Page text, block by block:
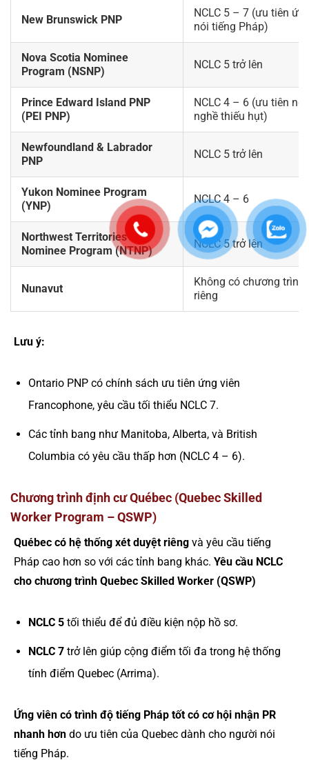
New Brunswick PNP
NCLC 5 – 7 (ưu tiên
nói tiếng Pháp)
Nova Scotia Nominee
Program (NSNP)
NCLC 5 trở lên
Prince Edward Island PNP
(PEI PNP)
NCLC 4 – 6 (ưu tiên
nghề thiếu hụt)
Newfoundland & Labrador
PNP
NCLC 5 trở lên
Yukon Nominee Program
(YNP)
NCLC 4 – 6
Northwest Territories
Nominee Program (NTNP)
NCLC 5 trở lên
Nunavut
Không có chương trình
riêng
Lưu ý:
Ontario PNP có chính sách ưu tiên ứng viên
Francophone, yêu cầu tối thiểu NCLC 7.
Các tỉnh bang như Manitoba, Alberta, và British
Columbia có yêu cầu thấp hơn (NCLC 4 – 6).
Chương trình định cư Québec (Quebec Skilled
Worker Program – QSWP)
Québec có hệ thống xét duyệt riêng và yêu cầu tiếng
Pháp cao hơn so với các tỉnh bang khác. Yêu cầu NCLC
cho chương trình Quebec Skilled Worker (QSWP)
NCLC 5tối thiểu để đủ điều kiện nộp hồ sơ.
NCLC 7trở lên giúp cộng điểm tối đa trong hệ thống
tính điểm Quebec (Arrima).
Ứng viên có trình độ tiếng Pháp tốt có cơ hội nhận PR
nhanh hơn do ưu tiên của Quebec dành cho người nói
tiếng Pháp.